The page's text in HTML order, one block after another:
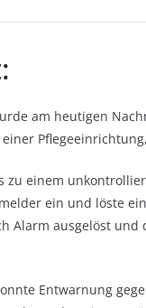
am heutigen
zu einem
ein und löste
Alarm ausgelöst
Entwarnung